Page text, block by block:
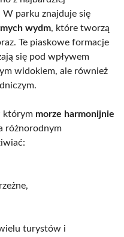
parku znajduje się
wydm, które tworzą
Te piaskowe formacje
się pod wpływem
widokiem, ale również
którym morze harmonijnie
różnorodnym
turystów i